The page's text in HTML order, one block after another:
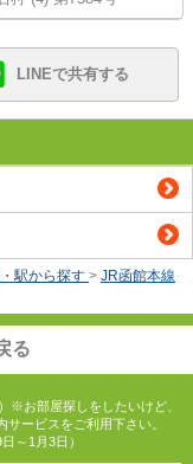
LINEで共有する
駅から探す > JR函館本線
る
※お部屋探しをしたいけど、
ービスをご利用下さい。
～1月3日）